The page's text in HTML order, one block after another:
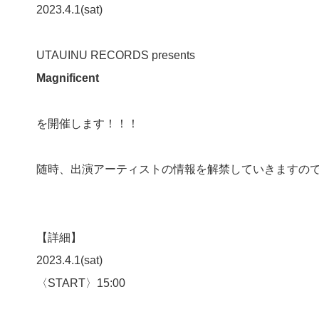
2023.4.1(sat)
UTAUINU RECORDS presents
Magnificent
を開催します！！！
随時、出演アーティストの情報を解禁していきますの
【詳細】
2023.4.1(sat)
〈START〉15:00